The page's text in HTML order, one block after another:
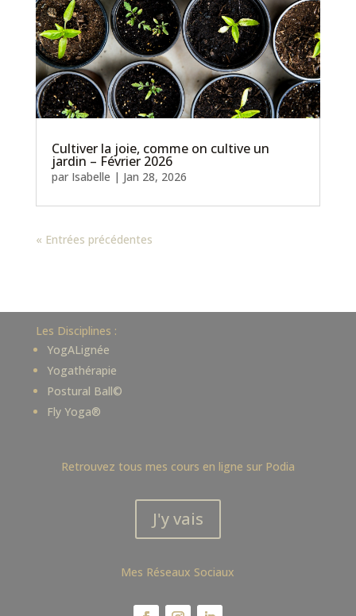
Cultiver la joie, comme on cultive un
jardin – Février 2026
par Isabelle | Jan 28, 2026
« Entrées précédentes
Les Disciplines :
YogALignée
Yogathérapie
Postural Ball©
Fly Yoga®
Retrouvez tous mes cours en ligne sur Podia
J'y vais
Mes Réseaux Sociaux